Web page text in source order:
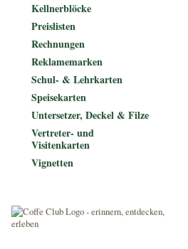
Kellnerblöcke
Preislisten
Rechnungen
Reklamemarken
Schul- & Lehrkarten
Speisekarten
Untersetzer, Deckel & Filze
Vertreter- und
Visitenkarten
Vignetten